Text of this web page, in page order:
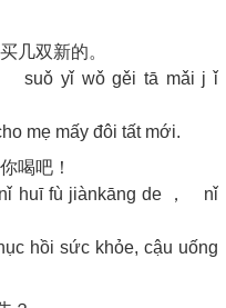
几双新的。
suǒ yǐ wǒ gěi tā mǎi j ǐ
mẹ mấy đôi tất mới.
喝吧！
huī fù jiànkāng de ， nǐ
hồi sức khỏe, cậu uống